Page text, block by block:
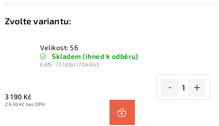
Velikost: 56
Skladem (ihned k odběru)
EAN: 7318841704845
3 190 Kč
2 636 Kč bez DPH